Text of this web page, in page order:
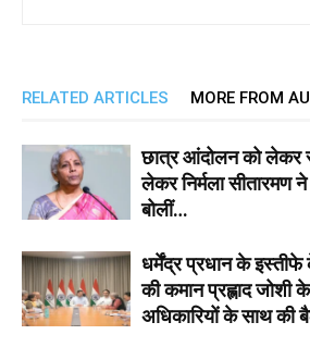
RELATED ARTICLES MORE FROM
छात्र आंदोलन को लेकर
लेकर निर्मला सीतारमण
बोलीं…
धर्मेंद्र प्रधान के इस्तीफे
की कमान प्रह्लाद जोशी
अधिकारियों के साथ की